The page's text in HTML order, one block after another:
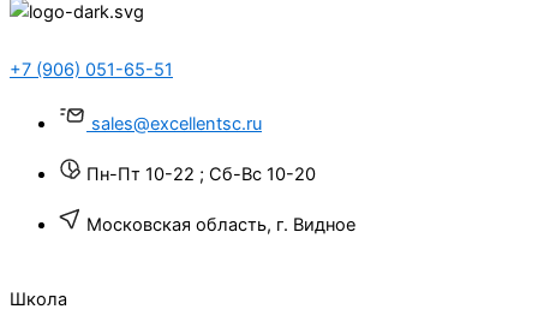
+7 (906) 051-65-51
sales@excellentsc.ru
Пн-Пт 10-22 ; Сб-Вс 10-20
Московская область, г. Видное
Школа